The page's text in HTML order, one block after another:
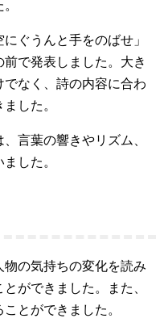
ぐうんと手をのばせ」
で発表しました。大き
なく、詩の内容に合わ
した。
言葉の響きやリズム、
した。
物の気持ちの変化を読み
ができました。また、
とができました。